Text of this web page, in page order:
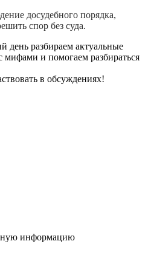
досудебного порядка,
спор без суда.
разбираем актуальные
и помогаем разбираться
в обсуждениях!
информацию